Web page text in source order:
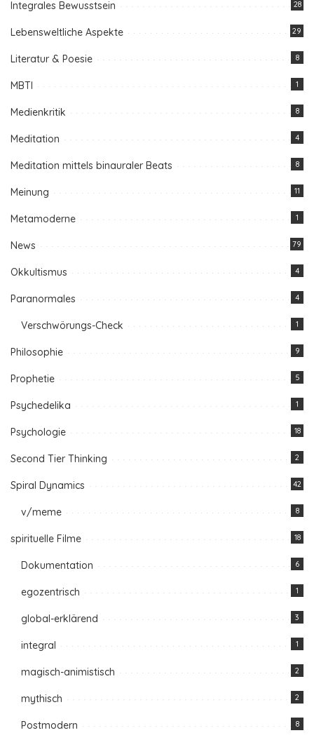
Integrales Bewusstsein 28
Lebensweltliche Aspekte 29
Literatur & Poesie 8
MBTI 1
Medienkritik 8
Meditation 4
Meditation mittels binauraler Beats 8
Meinung 11
Metamoderne 1
News 79
Okkultismus 4
Paranormales 4
Verschwörungs-Check 1
Philosophie 9
Prophetie 5
Psychedelika 1
Psychologie 18
Second Tier Thinking 2
Spiral Dynamics 42
v/meme 8
spirituelle Filme 18
Dokumentation 6
egozentrisch 1
global-erklärend 3
integral 1
magisch-animistisch 2
mythisch 2
Postmodern 8